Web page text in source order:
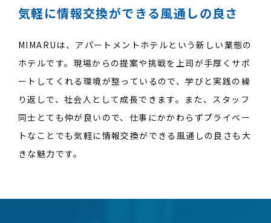
気軽に情報交換ができる風通しの良さ
MIMARUは、アパートメントホテルという新しい業態の
ホテルです。現場からの提案や挑戦を上司が手厚くサポ
ートしてくれる環境が整っているので、学びと実践の繰
り返しで、社会人として成長できます。また、スタッフ
同士とても仲が良いので、仕事にかかわらずプライベー
トなことでも気軽に情報交換ができる風通しの良さも大
きな魅力です。